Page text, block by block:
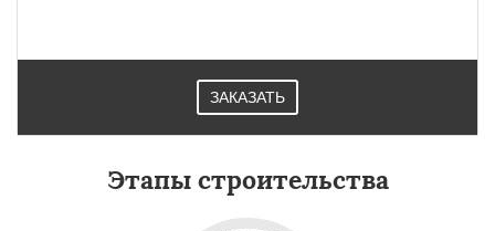
ЗАКАЗАТЬ
Этапы строительства